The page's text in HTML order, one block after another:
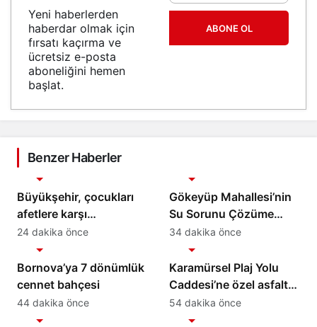
Yeni haberlerden
haberdar olmak için
fırsatı kaçırma ve
ücretsiz e-posta
aboneliğini hemen
başlat.
ABONE OL
Benzer Haberler
Büyükşehir, çocukları
afetlere karşı
bilinçlendiriyor
24 dakika önce
Gökeyüp Mahallesi’nin
Su Sorunu Çözüme
Kavuşturuldu
34 dakika önce
Bornova’ya 7 dönümlük
cennet bahçesi
44 dakika önce
Karamürsel Plaj Yolu
Caddesi’ne özel asfalt
dokunuşu
54 dakika önce